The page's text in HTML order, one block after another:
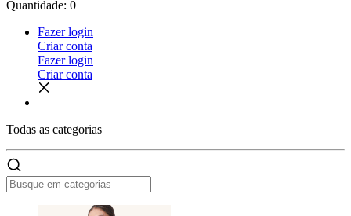
Quantidade: 0
Fazer login
Criar conta
Fazer login
Criar conta
Todas as categorias